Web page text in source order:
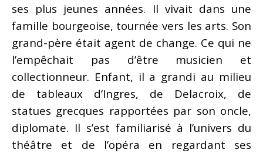
ses plus jeunes années. Il vivait dans une
famille bourgeoise, tournée vers les arts. Son
grand-père était agent de change. Ce qui ne
l’empêchait pas d’être musicien et
collectionneur. Enfant, il a grandi au milieu
de tableaux d’Ingres, de Delacroix, de
statues grecques rapportées par son oncle,
diplomate. Il s’est familiarisé à l’univers du
théâtre et de l’opéra en regardant ses